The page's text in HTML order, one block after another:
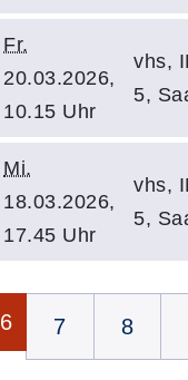
Fr.
20.03.2026,
10.15 Uhr
vhs,
5,
Mi.
18.03.2026,
17.45 Uhr
vhs,
5,
6 7 8